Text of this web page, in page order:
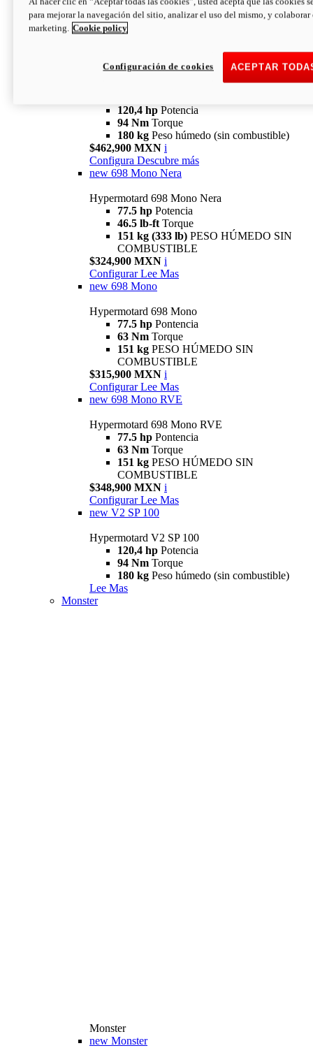
94 NmTorque
180 kgPESO HÚMEDO SIN
COMBUSTIBLE
newV2 SP
120,4 hp Potencia
94 Nm Torque
180 kg Peso húmedo (sin combustible)
$462,900 MXN i
Configura Descubre más
new 698 Mono Nera
Hypermotard 698 Mono Nera
77.5 hp Potencia
46.5 lb-ft Torque
151 kg (333 lb) PESO HÚMEDO SIN
COMBUSTIBLE
$324,900 MXN i
Configurar Lee Mas
new 698 Mono
Hypermotard 698 Mono
77.5 hp Pontencia
63 Nm Torque
151 kg PESO HÚMEDO SIN
COMBUSTIBLE
$315,900 MXN i
Configurar Lee Mas
new 698 Mono RVE
Hypermotard 698 Mono RVE
77.5 hp Pontencia
63 Nm Torque
151 kg PESO HÚMEDO SIN
COMBUSTIBLE
$348,900 MXN i
Configurar Lee Mas
new V2 SP 100
Hypermotard V2 SP 100
120,4 hp Potencia
94 Nm Torque
180 kg Peso húmedo (sin combustible)
Lee Mas
Monster
Monster
new Monster
para mejorar la navegación del sitio, analizar el uso del mismo, y colaborar
marketing. Cookie policy
ACEPTAR
Configuración de cookies